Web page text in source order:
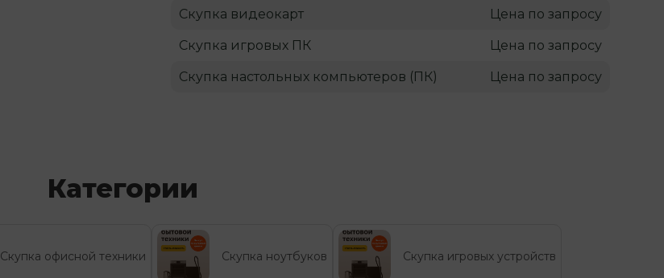
Скупка видеокарт Цена по запросу
Скупка игровых ПК Цена по запросу
Скупка настольных компьютеров (ПК) Цена по запросу
Категории
Скупка офисной техники Скупка ноутбуков Скупка игровых устройств